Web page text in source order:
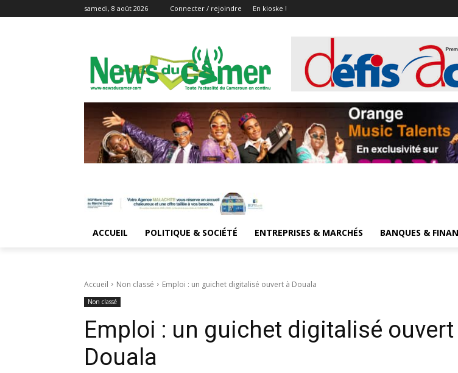
samedi, 8 août 2026 Connecter / rejoindre En kioske !
ACCUEIL POLITIQUE & SOCIÉTÉ ENTREPRISES & MARCHÉS BANQUES &
Accueil Non classé Emploi : un guichet digitalisé ouvert à Douala
Non classé
Emploi : un guichet digitalisé ouvert
Douala